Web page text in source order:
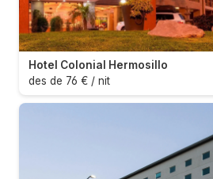
Hotel Colonial Hermosillo
des de 76 € / nit